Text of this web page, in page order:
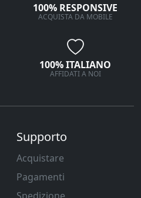
100% RESPONSIVE
ACQUISTA DA MOBILE
100% ITALIANO
AFFIDATI A NOI
Supporto
Acquistare
Pagamenti